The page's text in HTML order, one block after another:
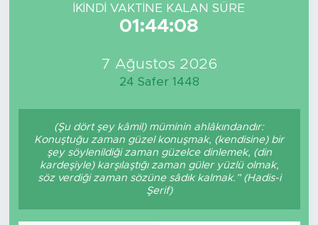
İKINDI VAKTİNE KALAN SÜRE
01:44:08
7 Ağustos 2026
24 Safer 1448
(Şu dört şey kâmil) müminin ahlâkındandır:
Konuştuğu zaman güzel konuşmak, (kendisine) bir
şey söylenildiği zaman güzelce dinlemek, (din
kardeşiyle) karşılaştığı zaman güler yüzlü olmak,
söz verdiği zaman sözüne sâdık kalmak.” (Hadis-i
Şerif)